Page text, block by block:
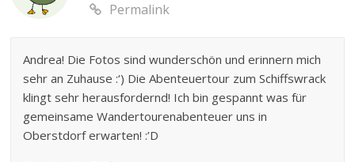
Permalink
Andrea! Die Fotos sind wunderschön und erinnern mich
sehr an Zuhause :‘) Die Abenteuertour zum Schiffswrack
klingt sehr herausfordernd! Ich bin gespannt was für
gemeinsame Wandertourenabenteuer uns in
Oberstdorf erwarten! :’D